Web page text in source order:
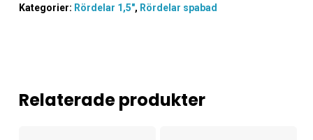
Kategorier: Rördelar 1,5", Rördelar spabad
Relaterade produkter